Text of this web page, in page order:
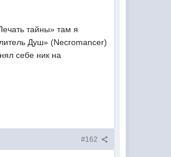
тайны» там я
Душ» (Necromancer)
себе ник на
#162